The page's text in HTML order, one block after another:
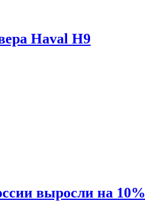
Haval H9
выросли на 10%